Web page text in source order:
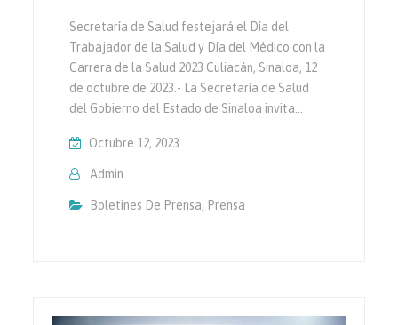
Secretaría de Salud festejará el Día del
Trabajador de la Salud y Día del Médico con la
Carrera de la Salud 2023 Culiacán, Sinaloa, 12
de octubre de 2023.- La Secretaría de Salud
del Gobierno del Estado de Sinaloa invita…
Octubre 12, 2023
Admin
Boletines De Prensa, Prensa